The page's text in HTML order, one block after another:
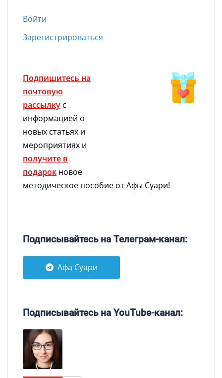
Войти
Зарегистрироваться
Подпишитесь на
почтовую
рассылку с
информацией о
новых статьях и
мероприятиях и
получите в
подарок новое
методическое пособие от Афы Суари!
Подписывайтесь на Телеграм-канал:
Афа Суари
Подписывайтесь на YouTube-канал: